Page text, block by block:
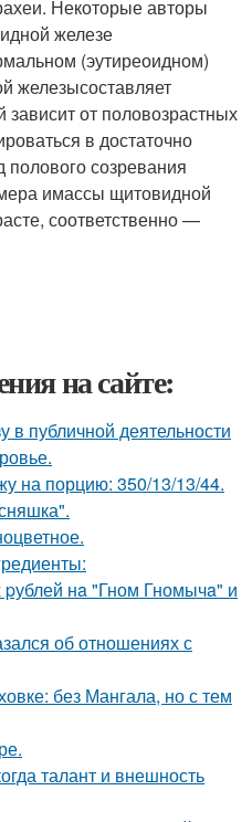
Некоторые авторы
железе
(эутиреоидном)
железысоставляет
зависит от половозрастных
в достаточно
созревания
имассы щитовидной
соответственно —
на сайте:
в публичной деятельности
на порцию: 350/13/13/44.
нa "Гном Гномычa" и
об отношениях с
без Мангала, но с тем
талант и внешность